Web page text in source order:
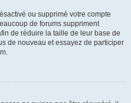
ou supprimé votre compte
de forums suppriment
de réduire la taille de leur base de
de nouveau et essayez de participer